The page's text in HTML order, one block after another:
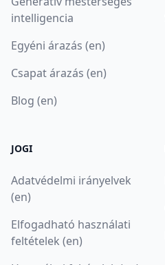
intelligencia
Egyéni árazás (en)
Csapat árazás (en)
Blog (en)
JOGI
Adatvédelmi irányelvek
(en)
Elfogadható használati
feltételek (en)